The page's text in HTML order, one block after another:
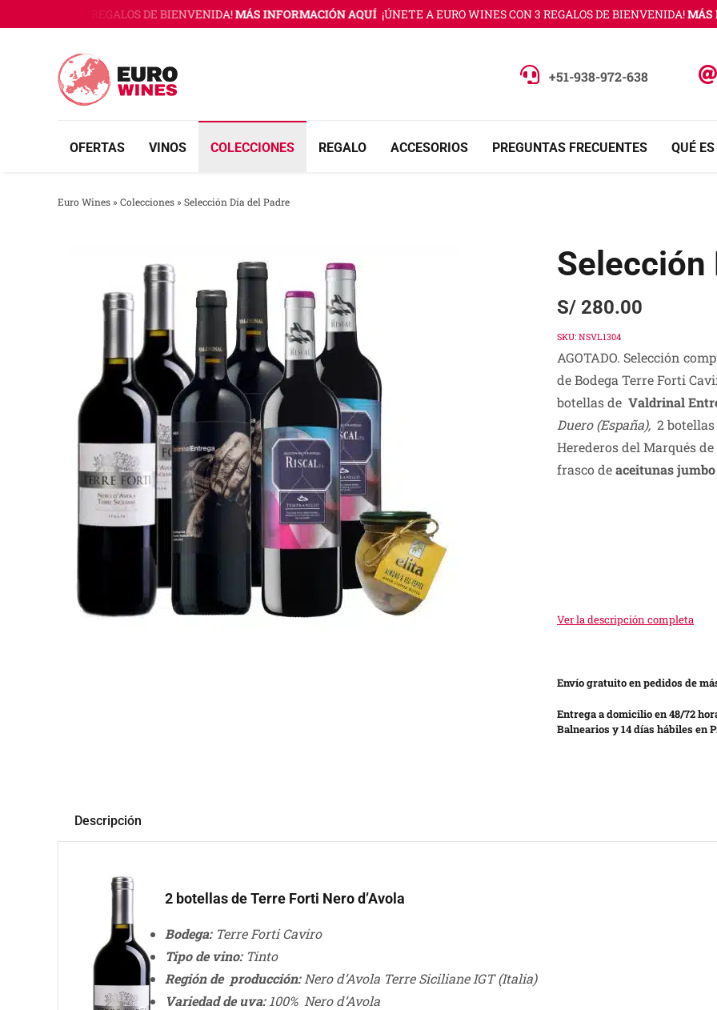
al
CON 3 REGALOS DE BIENVENIDA!MÁS INFORMACIÓN AQUÍ ¡ÚNETE A EURO WINES CON 3 REGALOS DE BIENVENIDA!MÁS
+51-938-972-638
OFERTAS VINOS COLECCIONES REGALO ACCESORIOS PREGUNTAS FRECUENTES QUÉ
Euro Wines» Colecciones» Selección Día del Padre
Selección
S/280.00
SKU: NSVL1304
AGOTADO. Selección
de Bodega Terre Forti
botellas de Valdrinal
Duero (España), 2 botellas
Herederos del Marqués de
frasco deaceitunas
Ver la descripción completa
Envío gratuito en pedidos de
Entrega a domicilio en 48/72
Balnearios y 14 días hábiles en
Descripción
2 botellas de Terre Forti Nero d’Avola
Bodega:Terre Forti Caviro
Tipo de vino: Tinto
Región de producción:Nero d’Avola Terre Siciliane IGT (Italia)
Variedad de uva: 100% Nero d’Avola